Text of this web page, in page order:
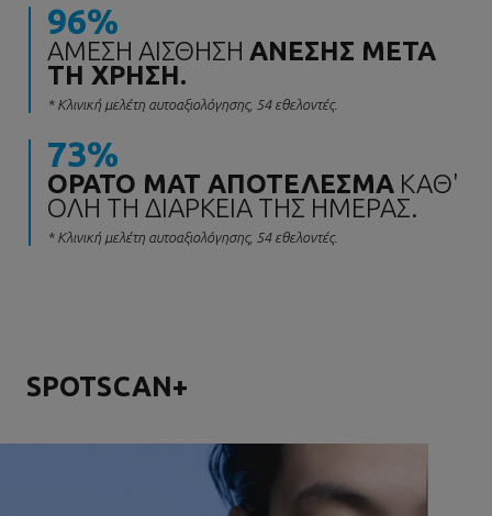
96%
ΆΜΕΣΗ ΑΊΣΘΗΣΗ ΆΝΕΣΗΣ ΜΕΤΆ
ΤΗ ΧΡΉΣΗ.
* Κλινική μελέτη αυτοαξιολόγησης, 54 εθελοντές.
73%
ΟΡΑΤΌ ΜΑΤ ΑΠΟΤΈΛΕΣΜΑΚΑΘ'
ΌΛΗ ΤΗ ΔΙΆΡΚΕΙΑ ΤΗΣ ΗΜΈΡΑΣ.
* Κλινική μελέτη αυτοαξιολόγησης, 54 εθελοντές.
SPOTSCAN+